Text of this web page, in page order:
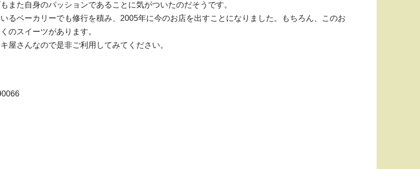
また自身のパッションであることに気がついたのだそうです。
るベーカリーでも修行を積み、2005年に今のお店を出すことになりました。もちろん、このお
のスイーツがあります。
屋さんなので是非ご利用してみてください。